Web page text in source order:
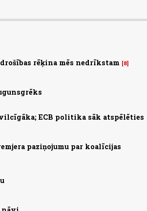
rēķina mēs nedrīkstam 8
ECB politika sāk atspēlēties
paziņojumu par koalīcijas